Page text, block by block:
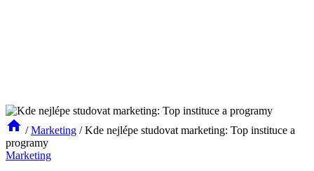
/ Marketing / Kde nejlépe studovat marketing: Top instituce a
programy
Marketing